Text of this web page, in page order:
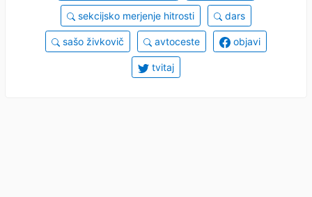
sekcijsko merjenje hitrosti dars
sašo živkovič avtoceste objavi
tvitaj